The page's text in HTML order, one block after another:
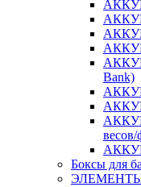
Bank)
Боксы для